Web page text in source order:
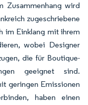
Zusammenhang wird
zugeschriebene
im Einklang mit ihrem
wobei Designer
die für Boutique-
geeignet sind.
geringen Emissionen
haben einen